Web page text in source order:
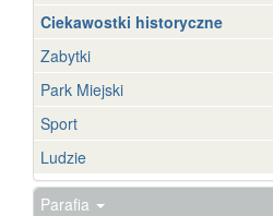
Ciekawostki historyczne
Zabytki
Park Miejski
Sport
Ludzie
Parafia